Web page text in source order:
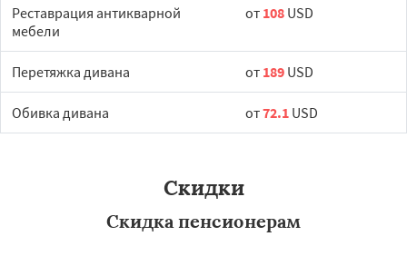
Реставрация антикварной
мебели
от 108 USD
Перетяжка дивана от 189 USD
Обивка дивана от72.1 USD
Скидки
Скидка пенсионерам